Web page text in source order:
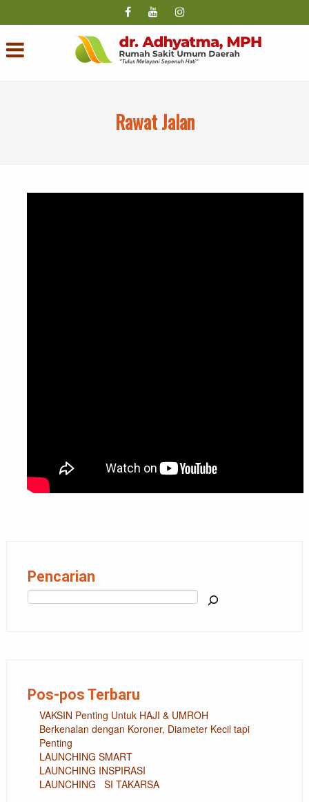
Rawat Jalan
Pencarian
Pos-pos Terbaru
VAKSIN Penting Untuk HAJI & UMROH
Berkenalan dengan Koroner, Diameter Kecil tapi
Penting
LAUNCHING SMART
LAUNCHING INSPIRASI
LAUNCHING SI TAKARSA